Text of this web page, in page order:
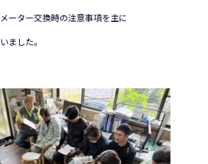
ーター交換時の注意事項を主に
ました。